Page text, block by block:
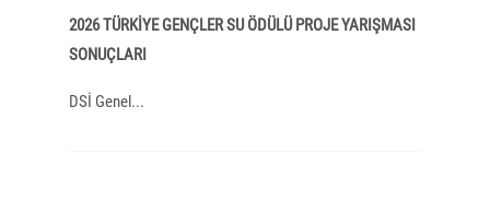
2026 TÜRKİYE GENÇLER SU ÖDÜLÜ PROJE YARIŞMASI
SONUÇLARI
DSİ Genel...